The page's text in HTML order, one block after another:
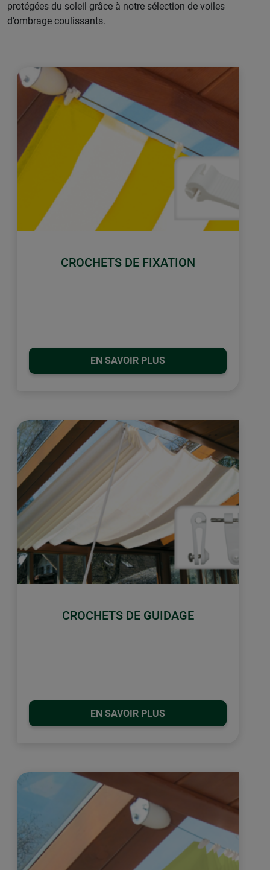
protégées du soleil grâce à notre sélection de voiles
d’ombrage coulissants.
CROCHETS DE FIXATION
EN SAVOIR PLUS
CROCHETS DE GUIDAGE
EN SAVOIR PLUS